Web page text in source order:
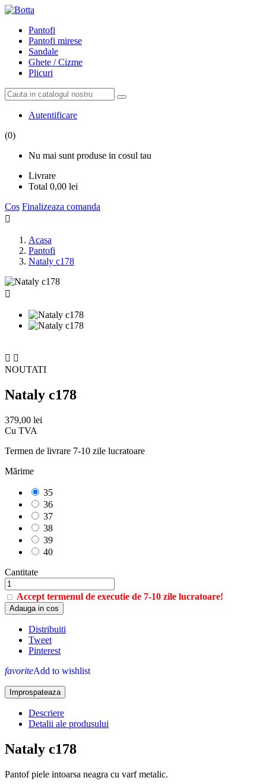
Pantofi
Pantofi mirese
Sandale
Ghete / Cizme
Plicuri
Autentificare
(0)
Nu mai sunt produse in cosul tau
Livrare
Total 0,00 lei
Cos Finalizeaza comanda

Acasa
Pantofi
Nataly c178

 
NOUTATI
Nataly c178
379,00 lei
Cu TVA
Termen de livrare 7-10 zile lucratoare
Mărime
35
36
37
38
39
40
Cantitate
Accept termenul de executie de 7-10 zile lucratoare!
Adauga in cos
Distribuiti
Tweet
Pinterest
favoriteAdd to wishlist
Descriere
Detalii ale produsului
Nataly c178
Pantof piele intoarsa neagra cu varf metalic.